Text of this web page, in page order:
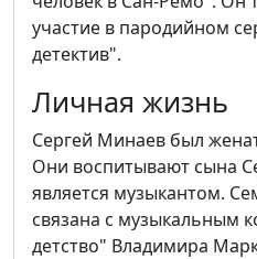
участие в пародийном
детектив".
Личная жизнь
Сергей Минаев был
Они воспитывают сына
является музыкантом.
связана с музыкальным
детство" Владимира